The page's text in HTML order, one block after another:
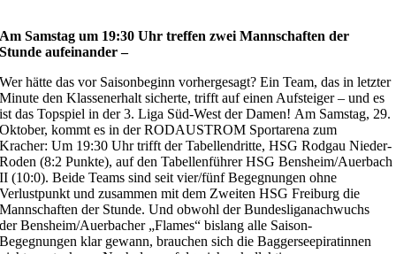
Am Samstag um 19:30 Uhr treffen zwei Mannschaften der
Stunde aufeinander –
Wer hätte das vor Saisonbeginn vorhergesagt? Ein Team, das in letzter
Minute den Klassenerhalt sicherte, trifft auf einen Aufsteiger – und es
ist das Topspiel in der 3. Liga Süd-West der Damen! Am Samstag, 29.
Oktober, kommt es in der RODAUSTROM Sportarena zum
Kracher: Um 19:30 Uhr trifft der Tabellendritte, HSG Rodgau Nieder-
Roden (8:2 Punkte), auf den Tabellenführer HSG Bensheim/Auerbach
II (10:0). Beide Teams sind seit vier/fünf Begegnungen ohne
Verlustpunkt und zusammen mit dem Zweiten HSG Freiburg die
Mannschaften der Stunde. Und obwohl der Bundesliganachwuchs
der Bensheim/Auerbacher „Flames“ bislang alle Saison-
Begegnungen klar gewann, brauchen sich die Baggerseepiratinnen